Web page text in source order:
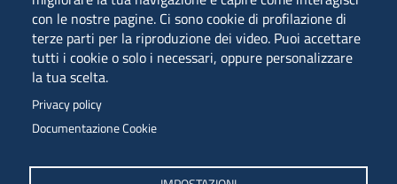
con le nostre pagine. Ci sono cookie di profilazione di
terze parti per la riproduzione dei video. Puoi accettare
tutti i cookie o solo i necessari, oppure personalizzare
la tua scelta.
Privacy policy
Documentazione Cookie
Piazzale Europa, 1 - 34127 - Trieste, Italia -
Tel. +39 040 558 7111 - P.IVA 00211830328
C.F. 80013890324 - P.E.C. ateneo@pec.units.it